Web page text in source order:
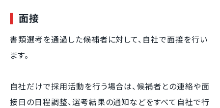
面接
書類選考を通過した候補者に対して、自社で面接を行い
ます。
自社だけで採用活動を行う場合は、候補者との連絡や面
接日の日程調整、選考結果の通知などをすべて自社で行